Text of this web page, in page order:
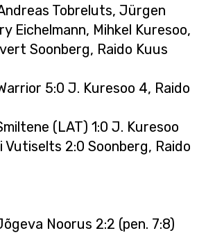
Tobreluts, Jürgen
Eichelmann, Mihkel Kuresoo,
Soonberg, Raido Kuus
5:0 J. Kuresoo 4, Raido
(LAT) 1:0 J. Kuresoo
Vutiselts 2:0 Soonberg, Raido
Noorus 2:2 (pen. 7:8)